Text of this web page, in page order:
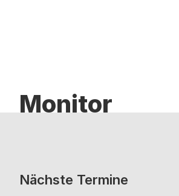
Monitor
Nächste Termine